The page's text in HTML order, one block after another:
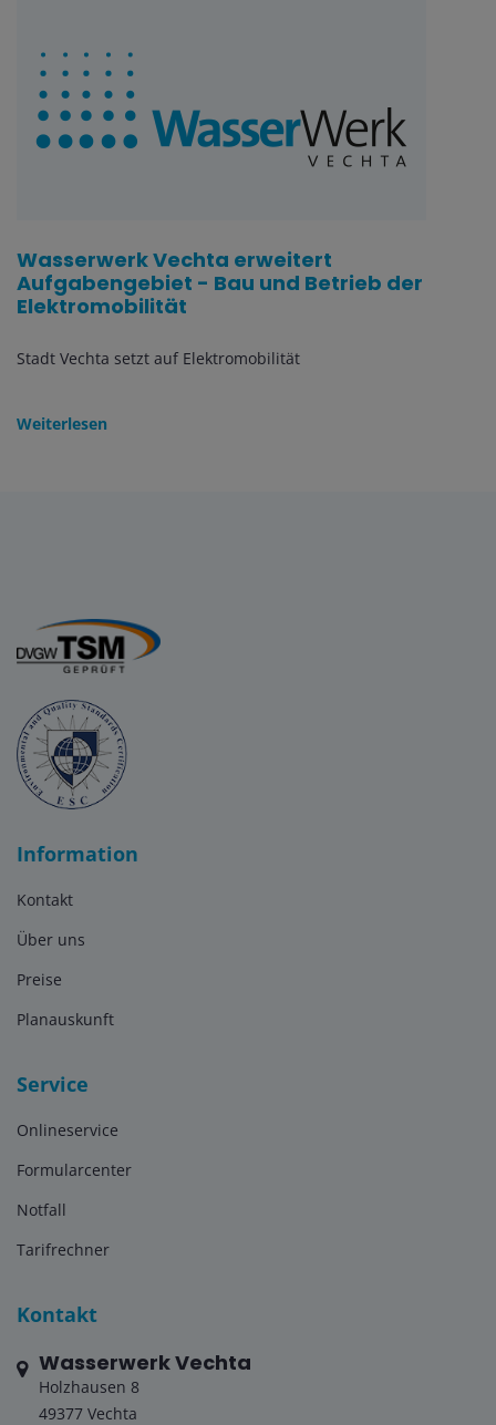
Wasserwerk Vechta erweitert
Aufgabengebiet - Bau und Betrieb der
Elektromobilität
Stadt Vechta setzt auf Elektromobilität
Weiterlesen
Information
Kontakt
Über uns
Preise
Planauskunft
Service
Onlineservice
Formularcenter
Notfall
Tarifrechner
Kontakt
Wasserwerk Vechta
Holzhausen 8
49377 Vechta